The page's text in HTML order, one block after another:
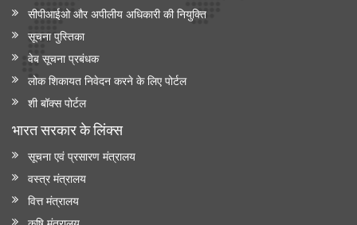
सीपीआईओ और अपी‍लीय अधिकारी की नियुक्ति
सूचना पुस्तिका
वेब सूचना प्रबंधक
लोक शिकायत निवेदन करने के लिए पोर्टल
शी बॉक्स पोर्टल
भारत सरकार के लिंक्‍स
सूचना एवं प्रसारण मंत्रालय
वस्त्र मंत्रालय
वित्त मंत्रालय